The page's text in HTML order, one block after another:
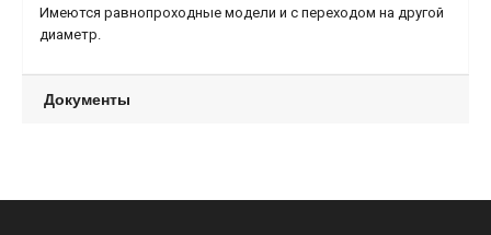
Имеются равнопроходные модели и с переходом на другой
диаметр.
Документы